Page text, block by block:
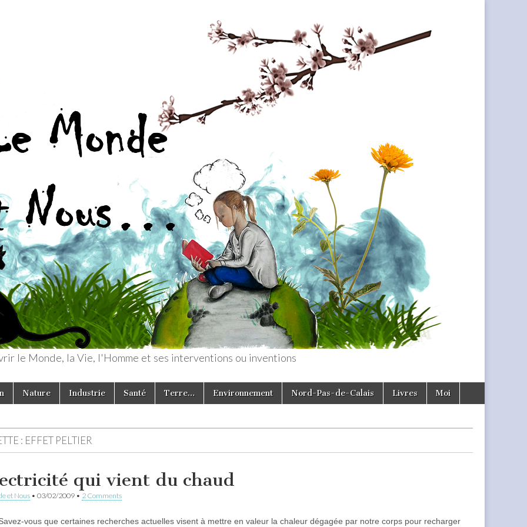
le Monde, la Vie, l'Homme et ses interventions ou inventions
Nature Industrie Santé Terre… Environnement Nord-Pas-de-Calais Livres Moi
: EFFET PELTIER
qui vient du chaud
et Nous • 03/02/2009 • 2 Comments
vous que certaines recherches actuelles visent à mettre en valeur la chaleur dégagée par notre corps pour recharger